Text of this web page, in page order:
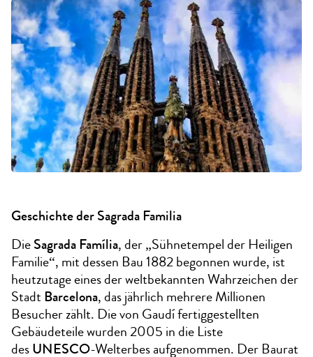
Geschichte der Sagrada Familia
DieSagrada Família, der „Sühnetempel der Heiligen
Familie“, mit dessen Bau 1882 begonnen wurde, ist
heutzutage eines der weltbekannten Wahrzeichen der
Stadt Barcelona, das jährlich mehrere Millionen
Besucher zählt. Die von Gaudí fertiggestellten
Gebäudeteile wurden 2005 in die Liste
desUNESCO-Welterbes aufgenommen. Der Baurat